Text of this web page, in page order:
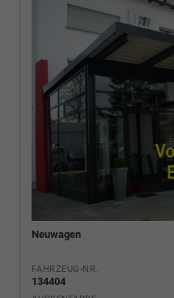
Neuwagen
FAHRZEUG-NR.
134404